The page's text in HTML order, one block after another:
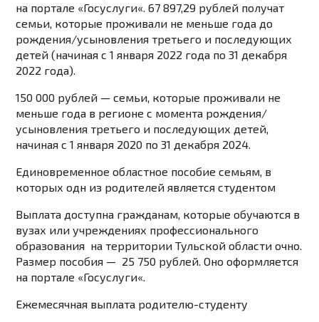
на портале «Госуслуги«. 67 897,29 рублей получат
семьи, которые проживали не меньше года до
рождения/усыновления третьего и последующих
детей (начиная с 1 января 2022 года по 31 декабря
2022 года).
150 000 рублей — семьи, которые проживали не
меньше года в регионе с момента рождения/
усыновления третьего и последующих детей,
начиная с 1 января 2020 по 31 декабря 2024.
Единовременное областное пособие семьям, в
которых одн из родителей является студентом
Выплата доступна гражданам, которые обучаются в
вузах или учреждениях профессионального
образования на территории Тульской области очно.
Размер пособия — 25 750 рублей. Оно оформляется
на портале «Госуслуги«.
Ежемесячная выплата родителю-студенту